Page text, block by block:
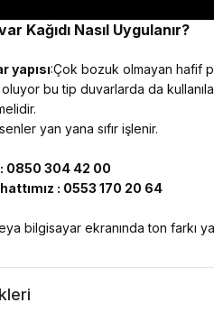
Kağıdı Nasıl Uygulanır?
yapısı:Çok bozuk olmayan hafif
bu tip duvarlarda da
yan yana sıfır işlenir.
0850 304 42 00
: 0553 170 20 64
bilgisayar ekranında ton farkı